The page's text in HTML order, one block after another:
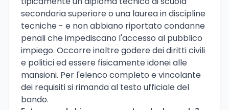
secondaria superiore o una laurea in discipline
tecniche - e non abbiano riportato condanne
penali che impediscano l'accesso al pubblico
impiego. Occorre inoltre godere dei diritti civili
e politici ed essere fisicamente idonei alle
mansioni. Per l'elenco completo e vincolante
dei requisiti si rimanda al testo ufficiale del
bando.